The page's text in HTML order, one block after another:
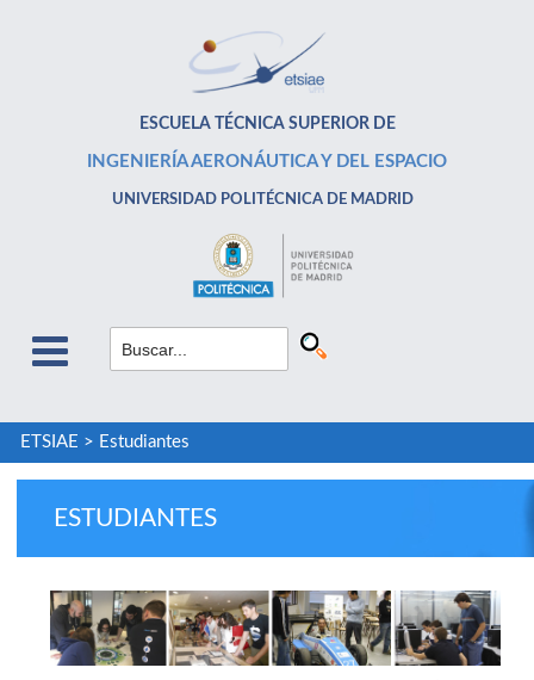
ESCUELA TÉCNICA SUPERIOR DE
INGENIERÍA AERONÁUTICA Y DEL ESPACIO
UNIVERSIDAD POLITÉCNICA DE MADRID
ETSIAE > Estudiantes
ESTUDIANTES